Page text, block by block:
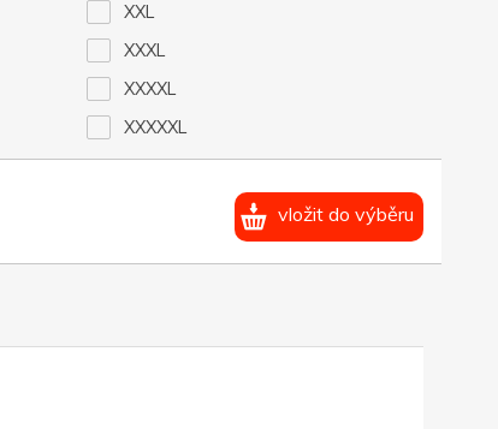
XXL
XXXL
XXXXL
XXXXXL
vložit do výběru